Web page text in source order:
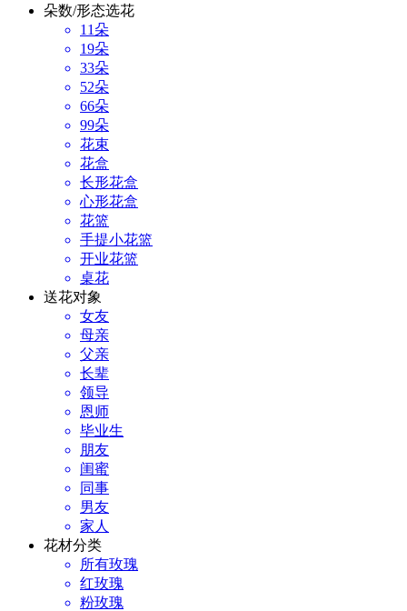
朵数/形态选花
11朵
19朵
33朵
52朵
66朵
99朵
花束
花盒
长形花盒
心形花盒
花篮
手提小花篮
开业花篮
桌花
送花对象
女友
母亲
父亲
长辈
领导
恩师
毕业生
朋友
闺蜜
同事
男友
家人
花材分类
所有玫瑰
红玫瑰
粉玫瑰